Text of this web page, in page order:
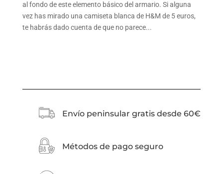
al fondo de este elemento básico del armario. Si alguna
vez has mirado una camiseta blanca de H&M de 5 euros,
te habrás dado cuenta de que no parece...
Envío peninsular gratis desde 60€
Métodos de pago seguro